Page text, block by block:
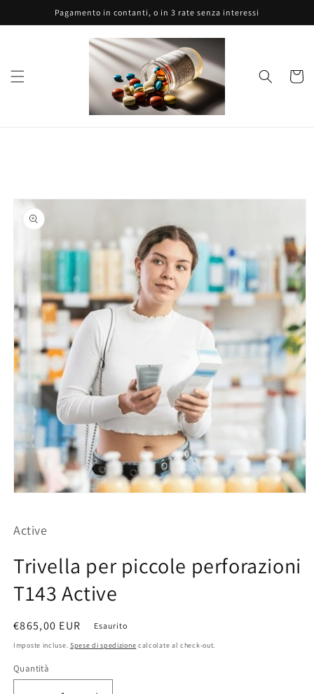
direttamente
ai contenuti
Pagamento in contanti, o in 3 rate senza interessi
Carrello
Passa alle
informazioni
sul prodotto
1
modale
Active
Trivella per piccole perforazioni
T143 Active
Prezzo
di
€865,00 EUR Esaurito
Imposte incluse. Spese di spedizione calcolate al check-out.
Quantità